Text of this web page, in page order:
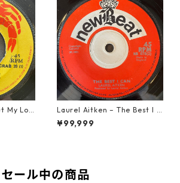
Lov
Laurel Aitken ‎– The Best I C
an【7-22012】
¥99,999
セール中の商品